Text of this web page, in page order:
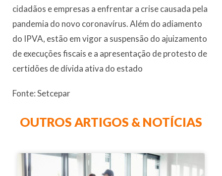
cidadãos e empresas a enfrentar a crise causada pela
pandemia do novo coronavírus. Além do adiamento
do IPVA, estão em vigor a suspensão do ajuizamento
de execuções fiscais e a apresentação de protesto de
certidões de dívida ativa do estado
Fonte: Setcepar
OUTROS ARTIGOS & NOTÍCIAS